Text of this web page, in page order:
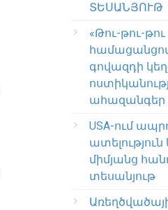
ՏԵՍԱՆՅՈՒԹ
«Թու-թու-
գովազդի
ահազանգեր
USA-ում
միմյանց
տեսանյութ